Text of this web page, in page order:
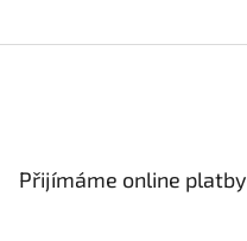
Přijímáme online platby